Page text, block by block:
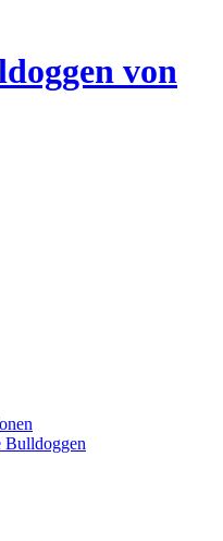
von
Bulldoggen